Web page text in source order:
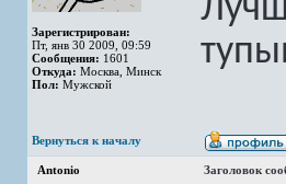
Зарегистрирован:
Пт, янв 30 2009, 09:59
Сообщения: 1601
Откуда: Москва, Минск
Пол: Мужской
Вернуться к началу
Antonio Заголовок